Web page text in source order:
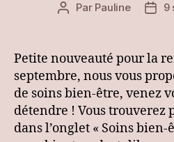
Auteur
Par Pauline
Date
9
Petite nouveauté pour la
septembre, nous vous
de soins bien-être, venez
détendre ! Vous trouverez
dans l’onglet « Soins